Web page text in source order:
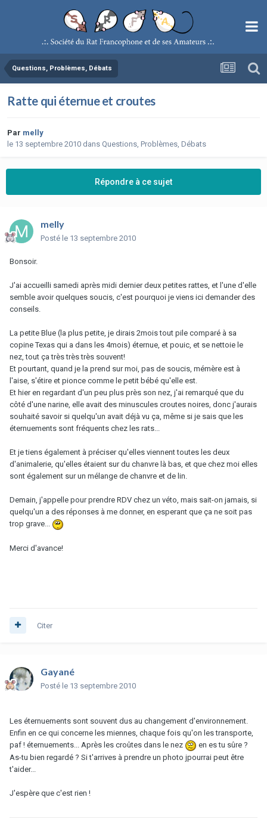
Questions, Problèmes, Débats
Ratte qui éternue et croutes
Par melly
le 13 septembre 2010 dans Questions, Problèmes, Débats
Répondre à ce sujet
melly
Posté le 13 septembre 2010
Bonsoir.
J'ai accueilli samedi après midi dernier deux petites rattes, et l'une d'elle
semble avoir quelques soucis, c'est pourquoi je viens ici demander des
conseils.
La petite Blue (la plus petite, je dirais 2mois tout pile comparé à sa
copine Texas qui a dans les 4mois) éternue, et pouic, et se nettoie le
nez, tout ça très très très souvent!
Et pourtant, quand je la prend sur moi, pas de soucis, mémère est à
l'aise, s'étire et pionce comme le petit bébé qu'elle est.
Et hier en regardant d'un peu plus près son nez, j'ai remarqué que du
côté d'une narine, elle avait des minuscules croutes noires, donc j'aurais
souhaité savoir si quelqu'un avait déjà vu ça, même si je sais que les
éternuements sont fréquents chez les rats...
Et je tiens également à préciser qu'elles viennent toutes les deux
d'animalerie, qu'elles étaient sur du chanvre là bas, et que chez moi elles
sont également sur un mélange de chanvre et de lin.
Demain, j'appelle pour prendre RDV chez un véto, mais sait-on jamais, si
quelqu'un a des réponses à me donner, en esperant que ça ne soit pas
trop grave...
Merci d'avance!
Citer
Gayané
Posté le 13 septembre 2010
Les éternuements sont souvent dus au changement d'environnement.
Enfin en ce qui concerne les miennes, chaque fois qu'on les transporte,
paf ! éternuements... Après les croûtes dans le nez
en es tu sûre ?
As-tu bien regardé ? Si t'arrives à prendre un photo jpourrai peut être
t'aider...
J'espère que c'est rien !